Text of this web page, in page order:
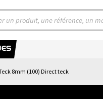
8mm (100) Direct teck